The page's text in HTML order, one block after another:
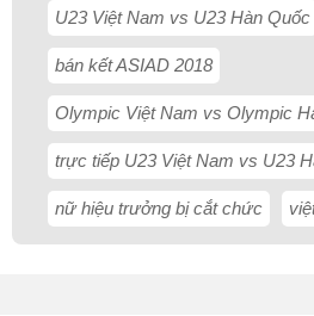
U23 Việt Nam vs U23 Hàn Quốc
bán kết ASIAD 2018
Olympic Việt Nam vs Olympic
trực tiếp U23 Việt Nam vs U23
nữ hiệu trưởng bị cắt chức